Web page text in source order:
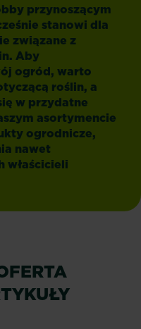
przynoszącym
stanowi dla
związane z
Aby
ogród, warto
roślin, a
w przydatne
asortymencie
ogrodnicze,
nawet
właścicieli